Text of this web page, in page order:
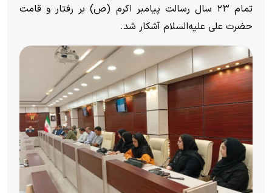
تمام ۲۳ سال رسالت پیامبر اکرم (ص) بر رفتار و قامت
حضرت علی علیه‌السلام آشکار شد.